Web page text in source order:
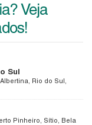
Veja
Sul
Rio do Sul,
Pinheiro, Sítio, Bela